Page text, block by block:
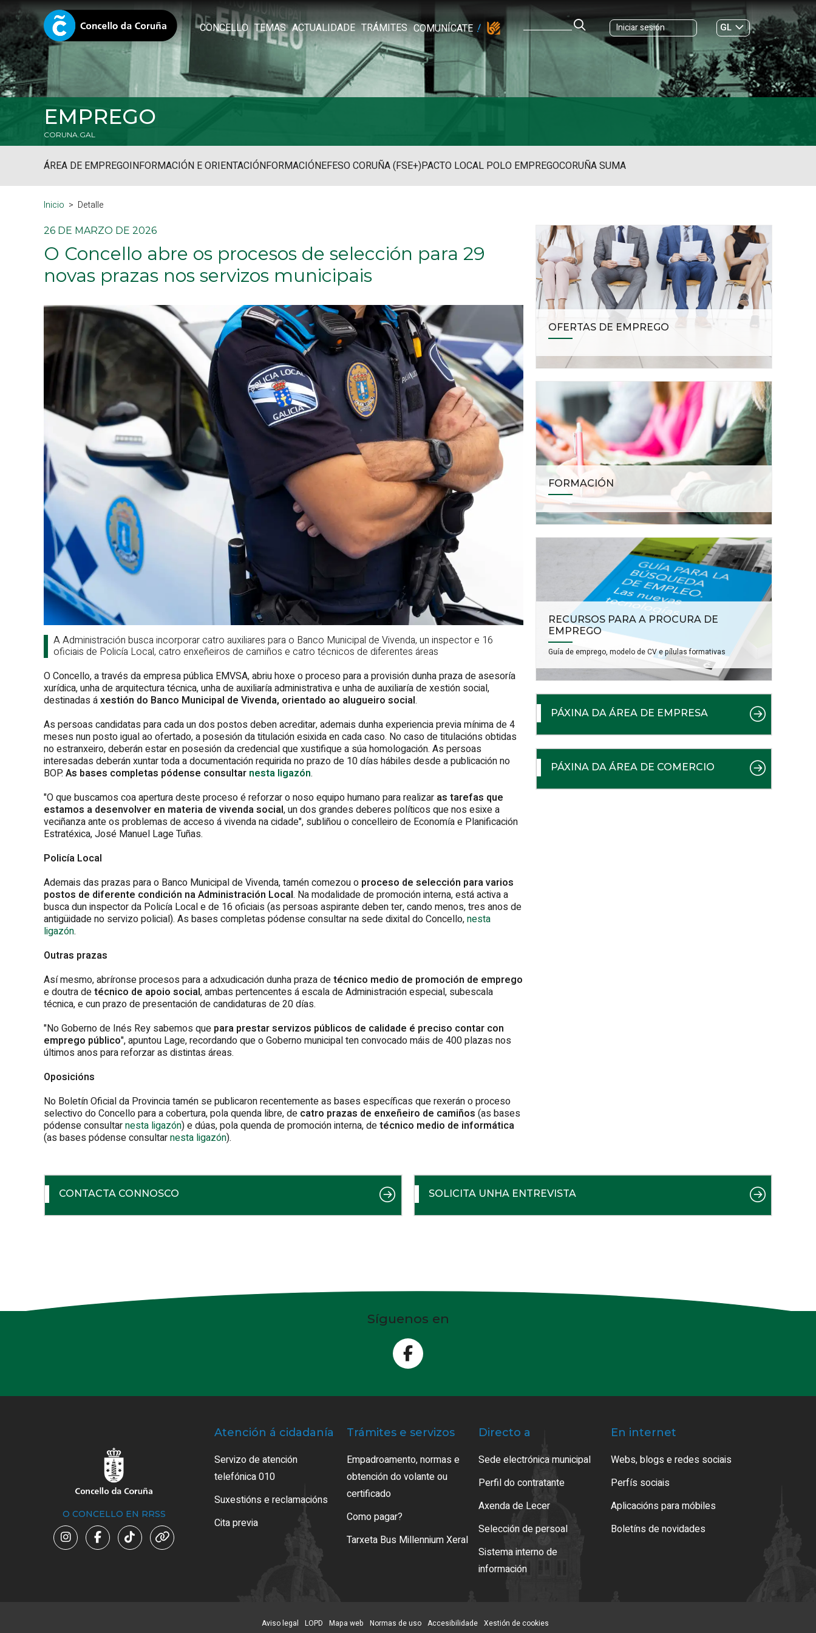
CONCELLO TEMAS ACTUALIDADE TRÁMITES COMUNÍCATE Iniciar sesión
GL
ES|
EMPREGO
CORUNA.GAL
ÁREA DE EMPREGOINFORMACIÓN E ORIENTACIÓNFORMACIÓNEFESO CORUÑA (FSE+)PACTO LOCAL POLO EMPREGOCORUÑA SUMA
Inicio Detalle
26 DE MARZO DE 2026
O Concello abre os procesos de selección para 29
novas prazas nos servizos municipais
A Administración busca incorporar catro auxiliares para o Banco Municipal de Vivenda, un inspector e 16
oficiais de Policía Local, catro enxeñeiros de camiños e catro técnicos de diferentes áreas
O Concello, a través da empresa pública EMVSA, abriu hoxe o proceso para a provisión dunha praza de asesoría
xurídica, unha de arquitectura técnica, unha de auxiliaría administrativa e unha de auxiliaría de xestión social,
destinadas áxestión do Banco Municipal de Vivenda, orientado ao alugueiro social.
As persoas candidatas para cada un dos postos deben acreditar, ademais dunha experiencia previa mínima de 4
meses nun posto igual ao ofertado, a posesión da titulación esixida en cada caso. No caso de titulacións obtidas
no estranxeiro, deberán estar en posesión da credencial que xustifique a súa homologación. As persoas
interesadas deberán xuntar toda a documentación requirida no prazo de 10 días hábiles desde a publicación no
BOP.As bases completas pódense consultar nesta ligazón.
"O que buscamos coa apertura deste proceso é reforzar o noso equipo humano para realizar as tarefas que
estamos a desenvolver en materia de vivenda social, un dos grandes deberes políticos que nos esixe a
veciñanza ante os problemas de acceso á vivenda na cidade", subliñou o concelleiro de Economía e Planificación
Estratéxica, José Manuel Lage Tuñas.
Policía Local
Ademais das prazas para o Banco Municipal de Vivenda, tamén comezou o proceso de selección para varios
postos de diferente condición na Administración Local. Na modalidade de promoción interna, está activa a
busca dun inspector da Policía Local e de 16 oficiais (as persoas aspirante deben ter, cando menos, tres anos de
antigüidade no servizo policial). As bases completas pódense consultar na sede dixital do Concello,nesta
ligazón.
Outras prazas
Así mesmo, abríronse procesos para a adxudicación dunha praza detécnico medio de promoción de emprego
e doutra detécnico de apoio social, ambas pertencentes á escala de Administración especial, subescala
técnica, e cun prazo de presentación de candidaturas de 20 días.
"No Goberno de Inés Rey sabemos que para prestar servizos públicos de calidade é preciso contar con
emprego público", apuntou Lage, recordando que o Goberno municipal ten convocado máis de 400 plazas nos
últimos anos para reforzar as distintas áreas.
Oposicións
No Boletín Oficial da Provincia tamén se publicaron recentemente as bases específicas que rexerán o proceso
selectivo do Concello para a cobertura, pola quenda libre, de catro prazas de enxeñeiro de camiños (as bases
pódense consultarnesta ligazón) e dúas, pola quenda de promoción interna, detécnico medio de informática
(as bases pódense consultarnesta ligazón).
OFERTAS DE EMPREGO
FORMACIÓN
RECURSOS PARA A PROCURA DE
EMPREGO
Guía de emprego, modelo de CV e pílulas formativas
PÁXINA DA ÁREA DE EMPRESA
PÁXINA DA ÁREA DE COMERCIO
CONTACTA CONNOSCO SOLICITA UNHA ENTREVISTA
Síguenos en
O CONCELLO EN RRSS
Atención á cidadanía
Servizo de atención
telefónica 010
Suxestións e reclamacións
Cita previa
Trámites e servizos
Empadroamento, normas e
obtención do volante ou
certificado
Como pagar?
Tarxeta Bus Millennium Xeral
Directo a
Sede electrónica municipal
Perfil do contratante
Axenda de Lecer
Selección de persoal
Sistema interno de
información
En internet
Webs, blogs e redes sociais
Perfís sociais
Aplicacións para móbiles
Boletíns de novidades
Aviso legal LOPD Mapa web Normas de uso Accesibilidade Xestión de cookies